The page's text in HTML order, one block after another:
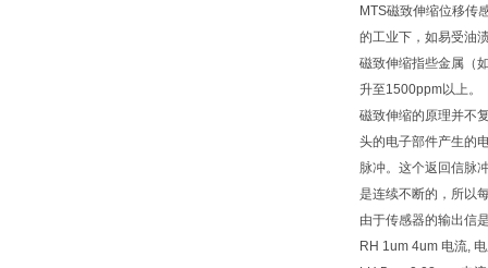
MTS磁致伸缩位移传
的工业下，如易受油
磁致伸缩指些金属（
升至1500ppm以上。
磁致伸缩的原理并不
头的电子部件产生的
脉冲。这个返回信脉
是连续不断的，所以
由于传感器的输出信
RH 1um 4um 电流,